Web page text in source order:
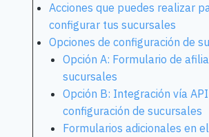
Acciones que puedes realizar
configurar tus sucursales
Opciones de configuración de
Opción A: Formulario de
sucursales
Opción B: Integración vía
configuración de sucursales
Formularios adicionales en